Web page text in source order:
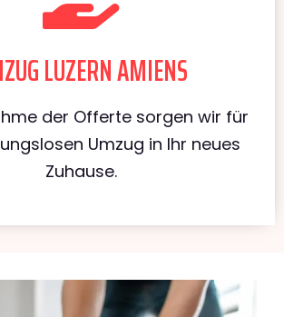
LUZERN AMIENS
der Offerte sorgen wir für
Umzug in Ihr neues
Zuhause.